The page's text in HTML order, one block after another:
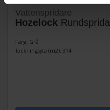
Vattenspridare
Hozelock
Färg: Grå
Täckningsyta (m2): 314